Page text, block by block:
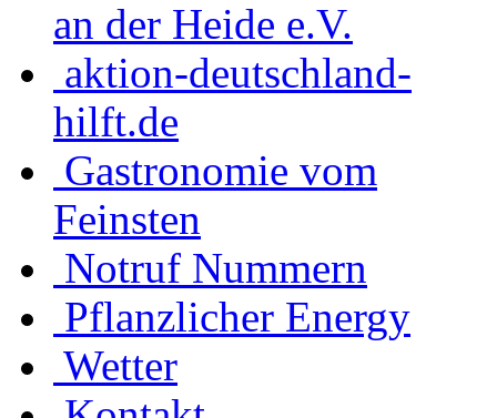
an der Heide e.V.
aktion-deutschland-
hilft.de
Gastronomie vom
Feinsten
Notruf Nummern
Pflanzlicher Energy
Wetter